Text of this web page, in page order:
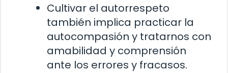
Cultivar el autorrespeto
también implica practicar la
autocompasión y tratarnos con
amabilidad y comprensión
ante los errores y fracasos.